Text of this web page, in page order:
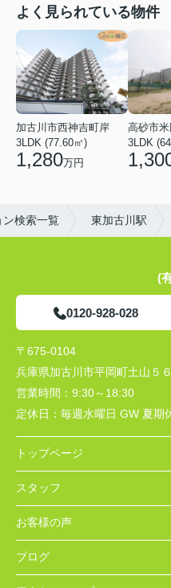
よく見られている物件
加古川市西神吉町岸
3LDK (77.60㎡)
1,280万円
高砂市米
3LDK
ン検索一覧 東加古川駅
(
0120-928-028
〒675-0104
兵庫県加古川市平岡町土山５
営業時間： 9:30～18:30
定休日： 毎週水曜日 GW 夏
トップページ
スタッフ
お客様の声
ブログ